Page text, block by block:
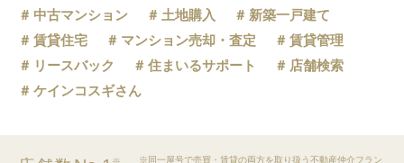
中古マンション
土地購入
新築一戸建て
賃貸住宅
マンション売却・査定
賃貸管理
リースバック
住まいるサポート
店舗検索
ケインコスギさん
※同一屋号で売買・賃貸の両方を取り扱う不動産仲介フラン